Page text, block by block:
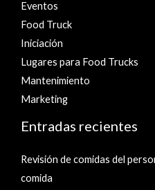
Eventos
Food Truck
Iniciación
Lugares para Food Trucks
Mantenimiento
Marketing
Entradas recientes
Revisión de comidas del
comida